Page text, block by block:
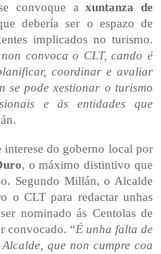
convoque axuntanza de
debería ser o espazo de
implicados no turismo.
convoca o CLT, cando é
coordinar e avaliar
se pode xestionar o turismo
e ás entidades que
interese do goberno local por
, o máximo distintivo que
Segundo Millán, o Alcalde
o CLT para redactar unhas
nominado ás Centolas de
convocado. “É unha falta de
que non cumpre coa